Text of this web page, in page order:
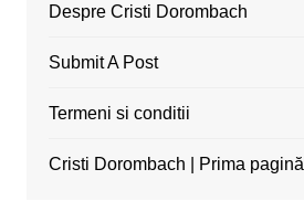
Despre Cristi Dorombach
Submit A Post
Termeni si conditii
Cristi Dorombach | Prima pagină